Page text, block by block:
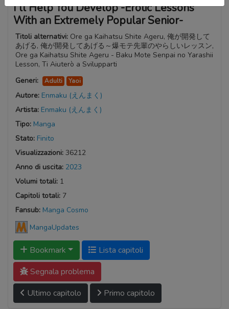
I'll Help You Develop -Erotic Lessons
With an Extremely Popular Senior-
Titoli alternativi: Ore ga Kaihatsu Shite Ageru, 俺が開発して
あげる, 俺が開発してあげる～爆モテ先輩のやらしいレッスン,
Ore ga Kaihatsu Shite Ageru - Baku Mote Senpai no Yarashii
Lesson, Ti Aiuterò a Svilupparti
Generi:
Adulti Yaoi
Autore: Enmaku (えんまく)
Artista: Enmaku (えんまく)
Tipo: Manga
Stato: Finito
Visualizzazioni: 36212
Anno di uscita: 2023
Volumi totali: 1
Capitoli totali: 7
Fansub: Manga Cosmo
MangaUpdates
Bookmark
Lista capitoli
Segnala problema
Ultimo capitolo
Primo capitolo